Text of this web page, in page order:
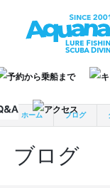
ホーム ブログ
ブログ